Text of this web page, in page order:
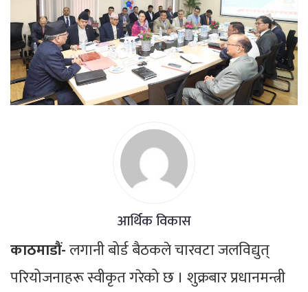
आर्थिक विकास
काठमाडौं-लगानी बोर्ड बैठकले चारवटा जलविद्युत्
परियोजनाहरू स्वीकृत गरेको छ । शुक्रबार प्रधानमन्त्री